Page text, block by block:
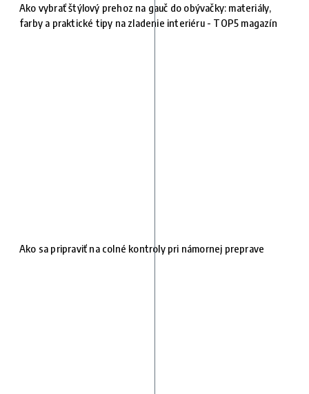
Ako vybrať štýlový prehoz na gauč do obývačky: materiály,
farby a praktické tipy na zladenie interiéru - TOP5 magazín
Ako sa pripraviť na colné kontroly pri námornej preprave